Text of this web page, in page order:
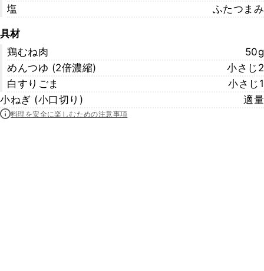
塩
ふたつまみ
具材
鶏むね肉
50g
めんつゆ (2倍濃縮)
小さじ2
白すりごま
小さじ1
小ねぎ (小口切り)
適量
料理を安全に楽しむための注意事項